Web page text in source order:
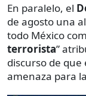
En paralelo, el
de agosto una
todo México
terrorista”
discurso de
amenaza para la